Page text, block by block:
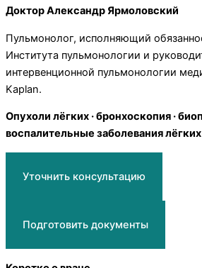
Доктор Александр Ярмоловский
Пульмонолог, исполняющий
Института пульмонологии и
интервенционной пульмонологии
Kaplan.
Опухоли лёгких · бронхоскопия ·
воспалительные заболевания лёгких
Уточнить консультацию
Подготовить документы